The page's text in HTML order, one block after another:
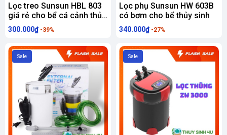
Lọc treo Sunsun HBL 803
giá rẻ cho bể cá cảnh thủy
sinh
300.000₫ -39%
Lọc phụ Sunsun HW 603B
có bơm cho bể thủy sinh
340.000₫ -27%
Sale Sale